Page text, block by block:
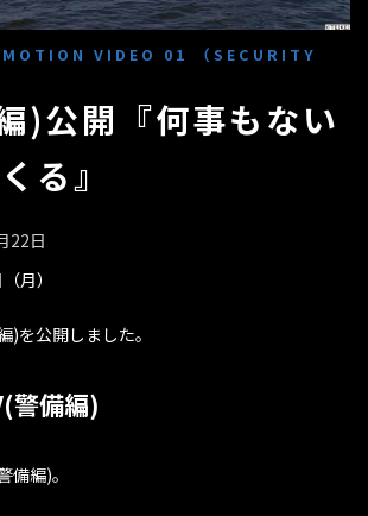
VIDEO 01 （SECURITY
)公開『何事もない
る』
22日
月）
)を公開しました。
警備編)
備編)。